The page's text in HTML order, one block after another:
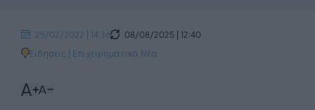
25/02/2022 | 14:36
08/08/2025 | 12:40
Ειδήσεις | Επιχειρηματικά Νέα